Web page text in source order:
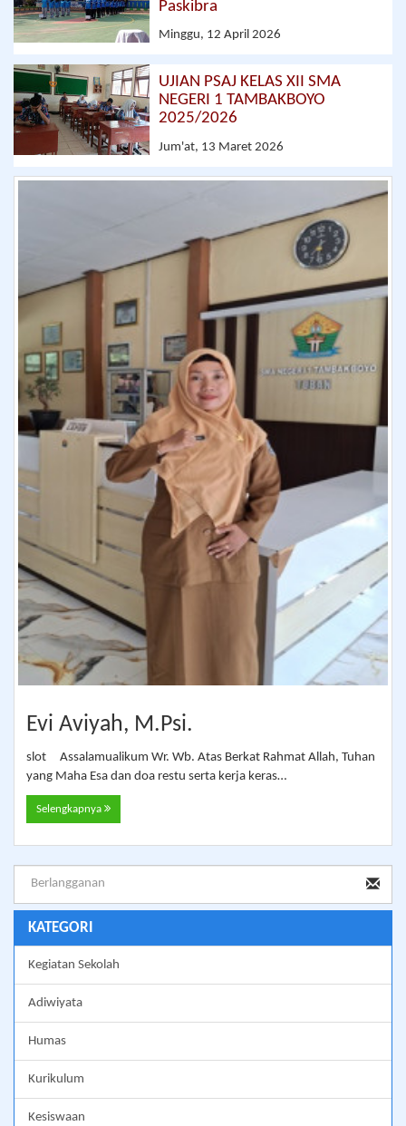
Paskibra
Minggu, 12 April 2026
UJIAN PSAJ KELAS XII SMA
NEGERI 1 TAMBAKBOYO
2025/2026
Jum'at, 13 Maret 2026
Evi Aviyah, M.Psi.
slot Assalamualikum Wr. Wb. Atas Berkat Rahmat Allah, Tuhan
yang Maha Esa dan doa restu serta kerja keras…
Selengkapnya
KATEGORI
Kegiatan Sekolah
Adiwiyata
Humas
Kurikulum
Kesiswaan